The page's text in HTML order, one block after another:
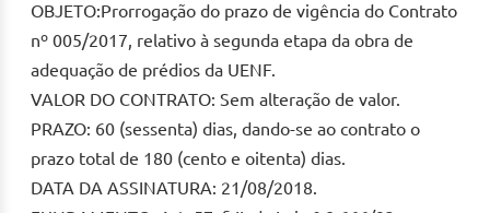
OBJETO:Prorrogação do prazo de vigência do Contrato
nº 005/2017, relativo à segunda etapa da obra de
adequação de prédios da UENF.
VALOR DO CONTRATO: Sem alteração de valor.
PRAZO: 60 (sessenta) dias, dando-se ao contrato o
prazo total de 180 (cento e oitenta) dias.
DATA DA ASSINATURA: 21/08/2018.